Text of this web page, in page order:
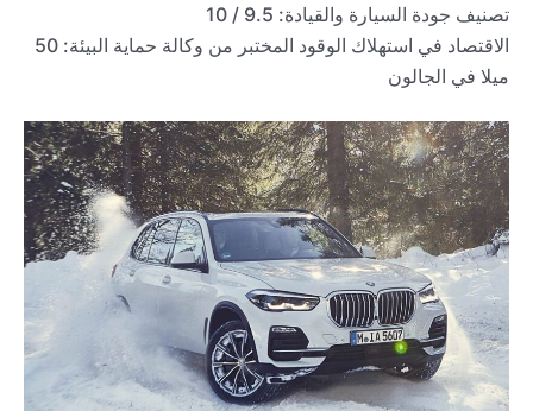
تصنيف جودة السيارة والقيادة: 9.5 / 10
الاقتصاد في استهلاك الوقود المختبر من وكالة حماية البيئة: 50
ميلا في الجالون